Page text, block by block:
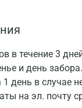
в течение 3
и день
1 день в случае
на эл. почту